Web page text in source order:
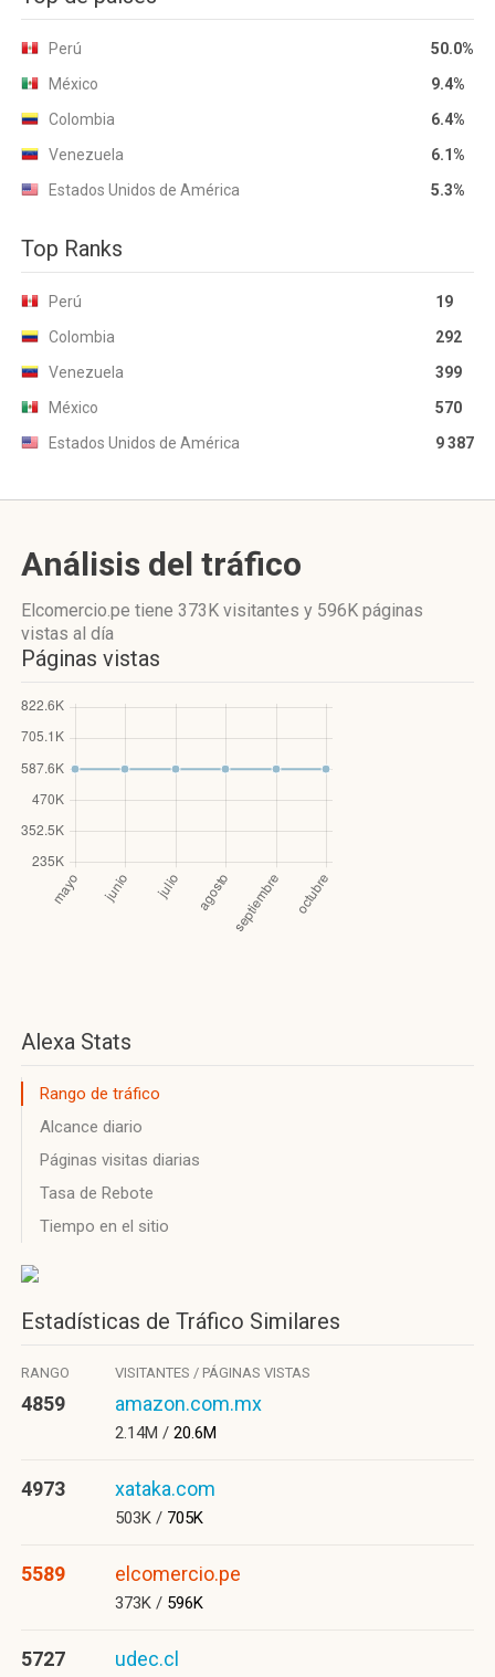
Perú
50.0%
México
9.4%
Colombia
6.4%
Venezuela
6.1%
Estados Unidos de América
5.3%
Top Ranks
Perú
19
Colombia
292
Venezuela
399
México
570
Estados Unidos de América
9 387
Análisis del tráfico
Elcomercio.pe tiene 373K visitantes y 596K páginas
vistas al día
Páginas vistas
Alexa Stats
Rango de tráfico
Alcance diario
Páginas visitas diarias
Tasa de Rebote
Tiempo en el sitio
Estadísticas de Tráfico Similares
RANGO VISITANTES / PÁGINAS VISTAS
4859 amazon.com.mx
2.14M / 20.6M
4973 xataka.com
503K / 705K
5589 elcomercio.pe
373K / 596K
5727 udec.cl